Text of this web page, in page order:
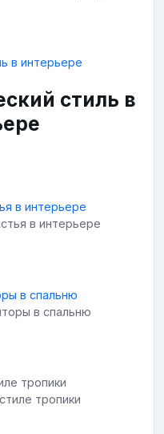
стиль в
в интерьере
в спальню
тропики